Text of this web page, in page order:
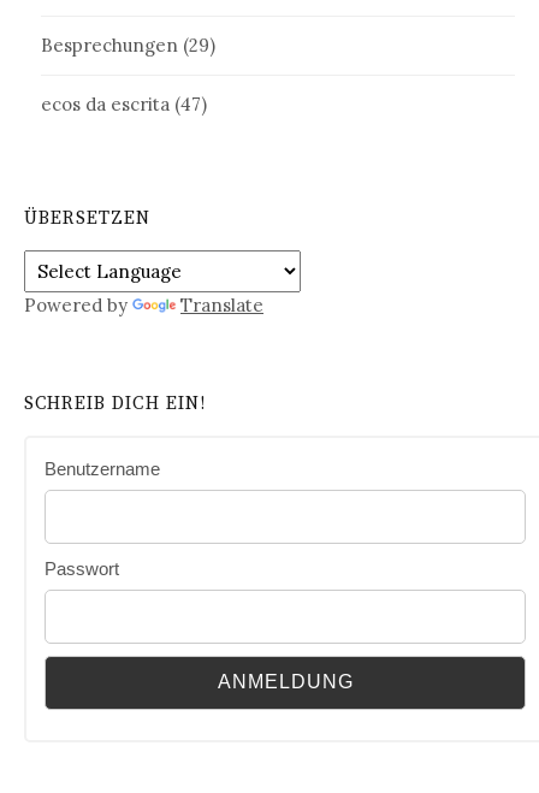
Besprechungen (29)
ecos da escrita (47)
ÜBERSETZEN
Powered by Translate
SCHREIB DICH EIN!
Benutzername
Passwort